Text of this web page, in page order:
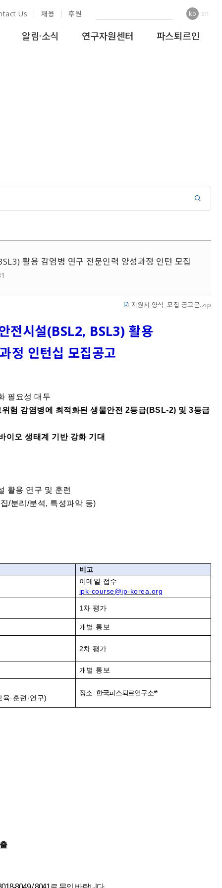
Us 채용 후원 ko en
알림·소식 연구자원센터 파스퇴르인
활용 감염병 연구 전문인력 양성과정 인턴 모집
지원서 양식_모집 공고문.zip
전시설(BSL2, BSL3) 활용
정 인턴십 모집공고
필요성 대두
험 감염병에 최적화된 생물안전 2등급(BSL-2) 및 3등급
이오 생태계 기반 강화 기대
활용 연구 및 훈련
/분리/분석, 특성파악 등)
비고
이메일 접수
ipk-course@ip-korea.org
1 차 평가
개별 통보
2차 평가
개별 통보
·훈련·연구)
장소: 한국파스퇴르연구소**